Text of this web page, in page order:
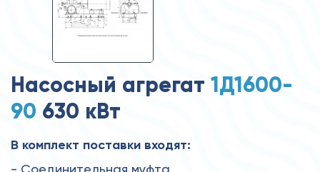
Насосный агрегат 1Д1600-
90 630 кВт
В комплект поставки входят:
- Соединительная муфта